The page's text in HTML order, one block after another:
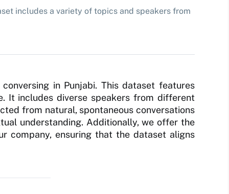
includes a variety of topics and speakers from
in Punjabi. This dataset features
It includes diverse speakers from different
from natural, spontaneous conversations
understanding. Additionally, we offer the
company, ensuring that the dataset aligns